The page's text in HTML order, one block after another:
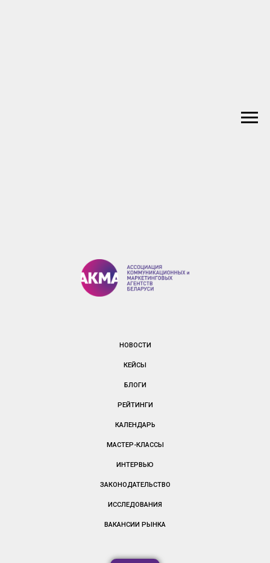
НОВОСТИ
КЕЙСЫ
БЛОГИ
РЕЙТИНГИ
КАЛЕНДАРЬ
МАСТЕР-КЛАССЫ
ИНТЕРВЬЮ
ЗАКОНОДАТЕЛЬСТВО
ИССЛЕДОВАНИЯ
ВАКАНСИИ РЫНКА